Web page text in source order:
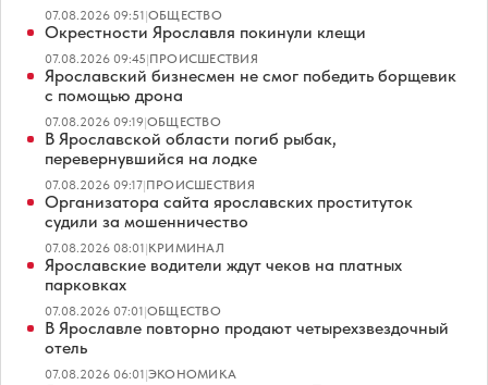
07.08.2026 09:51|ОБЩЕСТВО
Окрестности Ярославля покинули клещи
07.08.2026 09:45|ПРОИСШЕСТВИЯ
Ярославский бизнесмен не смог победить борщевик
с помощью дрона
07.08.2026 09:19|ОБЩЕСТВО
В Ярославской области погиб рыбак,
перевернувшийся на лодке
07.08.2026 09:17|ПРОИСШЕСТВИЯ
Организатора сайта ярославских проституток
судили за мошенничество
07.08.2026 08:01|КРИМИНАЛ
Ярославские водители ждут чеков на платных
парковках
07.08.2026 07:01|ОБЩЕСТВО
В Ярославле повторно продают четырехзвездочный
отель
07.08.2026 06:01|ЭКОНОМИКА